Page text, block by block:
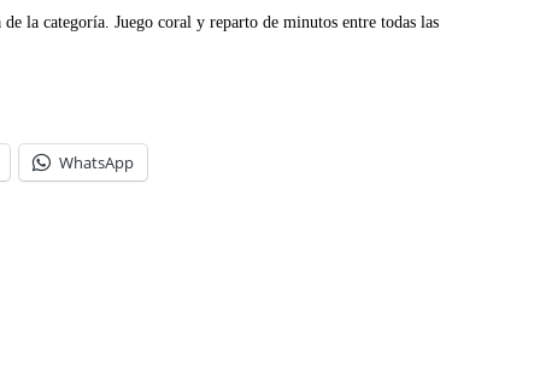
la categoría. Juego coral y reparto de minutos entre todas las
WhatsApp